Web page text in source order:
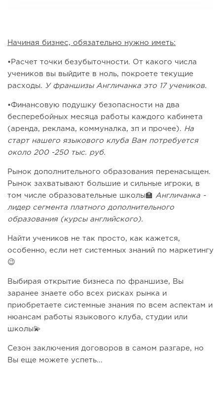
Начиная бизнес, обязательно нужно иметь:
•Расчет точки безубыточности. От какого числа
учеников вы выйдите в ноль, покроете текущие
расходы.
У франшизы Англичанка это 17 учеников.
•Финансовую подушку безопасности на два
бесперебойных месяца работы каждого кабинета
(аренда, реклама, коммуналка, зп и прочее). На
старт нашего языкового клуба Вам потребуется
около 200 -250 тыс. руб.
Рынок дополнительного образования перенасыщен.
Рынок захватывают большие и сильные игроки, в
том числе образовательные школы🏫 Англичанка -
лидер сегмента платного дополнительного
образования (курсы английского).
Найти учеников не так просто, как кажется,
особенно, если нет системных знаний по маркетингу
😉
Выбирая открытие бизнеса по франшизе, Вы
заранее знаете обо всех рисках рынка и
приобретаете системные знания по всем аспектам и
нюансам работы языкового клуба, студии или
школы💫
Сезон заключения договоров в самом разгаре, но
Вы еще можете успеть...